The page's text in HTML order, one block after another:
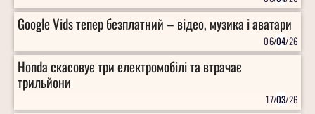
Google Vids тепер безплатний – відео, музика і аватари
06/04/26
Honda скасовує три електромобілі та втрачає
трильйони
17/03/26